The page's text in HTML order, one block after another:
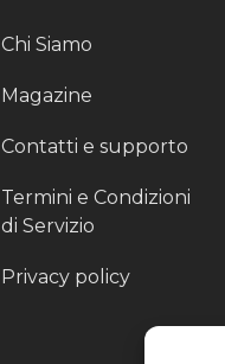
Chi Siamo
Magazine
Contatti e supporto
Termini e Condizioni
di Servizio
Privacy policy